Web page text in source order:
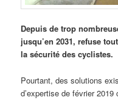
Depuis de trop
jusqu’en 2031, refuse
la sécurité des cyclistes.
Pourtant, des solutions
d’expertise de février